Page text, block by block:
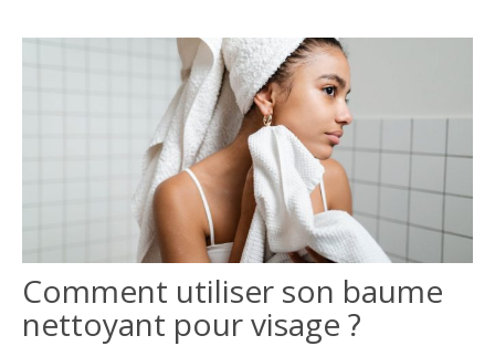
Comment utiliser son baume
nettoyant pour visage ?